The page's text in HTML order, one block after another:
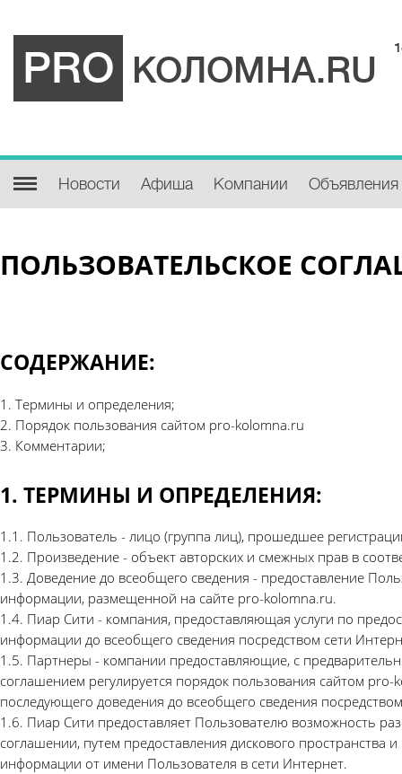
PRO КОЛОМНА.RU
Новости Афиша Компании Объявления
ПОЛЬЗОВАТЕЛЬСКОЕ
СОДЕРЖАНИЕ:
1. Термины и определения;
2. Порядок пользования сайтом pro-kolomna.ru
3. Комментарии;
1. ТЕРМИНЫ И ОПРЕДЕЛЕНИЯ:
1.1. Пользователь - лицо (группа лиц), прошедшее
1.2. Произведение - объект авторских и смежных прав в
1.3. Доведение до всеобщего сведения - предоставление
информации, размещенной на сайте pro-kolomna.ru.
1.4. Пиар Сити - компания, предоставляющая услуги по
информации до всеобщего сведения посредством сети
1.5. Партнеры - компании предоставляющие, с
соглашением регулируется порядок пользования сайтом
последующего доведения до всеобщего сведения
1.6. Пиар Сити предоставляет Пользователю возможность
соглашении, путем предоставления дискового
информации от имени Пользователя в сети Интернет.